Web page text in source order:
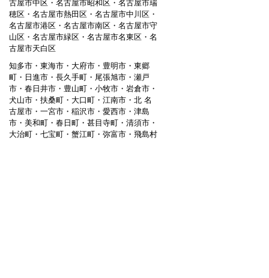
古屋市中区・名古屋市昭和区・名古屋市瑞
穂区・名古屋市熱田区・名古屋市中川区・
名古屋市港区・名古屋市南区・名古屋市守
山区・名古屋市緑区・名古屋市名東区・名
古屋市天白区
知多市・東海市・大府市・豊明市・東郷
町・日進市・長久手町・尾張旭市・瀬戸
市・春日井市・豊山町・小牧市・岩倉市・
犬山市・扶桑町・大口町・江南市・北 名
古屋市・一宮市・稲沢市・愛西市・津島
市・美和町・春日町・甚目寺町・清須市・
大治町・七宝町・蟹江町・弥富市・飛島村